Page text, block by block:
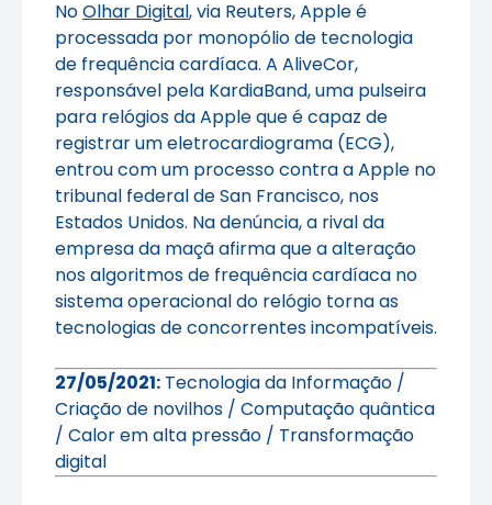
NoOlhar Digital, via Reuters, Apple é
processada por monopólio de tecnologia
de frequência cardíaca. A AliveCor,
responsável pela KardiaBand, uma pulseira
para relógios da Apple que é capaz de
registrar um eletrocardiograma (ECG),
entrou com um processo contra a Apple no
tribunal federal de San Francisco, nos
Estados Unidos. Na denúncia, a rival da
empresa da maçã afirma que a alteração
nos algoritmos de frequência cardíaca no
sistema operacional do relógio torna as
tecnologias de concorrentes incompatíveis.
27/05/2021: Tecnologia da Informação /
Criação de novilhos / Computação quântica
/ Calor em alta pressão / Transformação
digital